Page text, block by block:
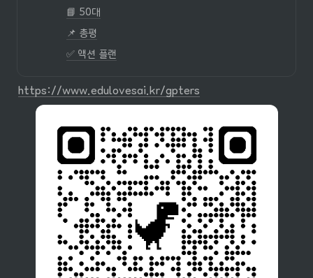
📘 50대
📌 총평
✅ 액션 플랜
https://www.edulovesai.kr/gpters